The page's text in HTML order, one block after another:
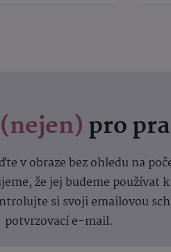
(nejen)pro
v obraze bez ohledu na
že jej budeme používat
si svoji emailovou
potvrzovací e-mail.